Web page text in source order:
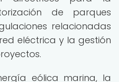
de parques
relacionadas
eléctrica y la gestión
eólica marina, la